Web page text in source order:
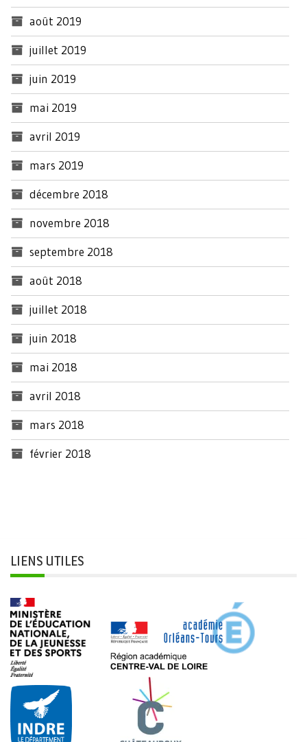
août 2019
juillet 2019
juin 2019
mai 2019
avril 2019
mars 2019
décembre 2018
novembre 2018
septembre 2018
août 2018
juillet 2018
juin 2018
mai 2018
avril 2018
mars 2018
février 2018
LIENS UTILES